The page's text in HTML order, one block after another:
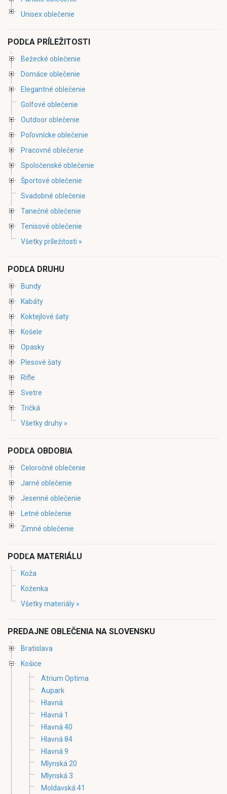
Unisex oblečenie
PODĽA PRÍLEŽITOSTI
Bežecké oblečenie
Domáce oblečenie
Elegantné oblečenie
Golfové oblečenie
Outdoor oblečenie
Poľovnícke oblečenie
Pracovné oblečenie
Spoločenské oblečenie
Športové oblečenie
Svadobné oblečenie
Tanečné oblečenie
Tenisové oblečenie
Všetky príležitosti »
PODĽA DRUHU
Bundy
Kabáty
Koktejlové šaty
Košele
Opasky
Plesové šaty
Rifle
Svetre
Tričká
Všetky druhy »
PODĽA OBDOBIA
Celoročné oblečenie
Jarné oblečenie
Jesenné oblečenie
Letné oblečenie
Zimné oblečenie
PODĽA MATERIÁLU
Koža
Koženka
Všetky materiály »
PREDAJNE OBLEČENIA NA SLOVENSKU
Bratislava
Košice
Atrium Optima
Aupark
Hlavná
Hlavná 1
Hlavná 40
Hlavná 84
Hlavná 9
Mlynská 20
Mlynská 3
Moldavská 41